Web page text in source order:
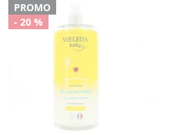
PROMO
- 20 %